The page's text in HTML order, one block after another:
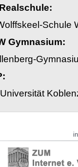
Schule
Gymnasium:
Universität